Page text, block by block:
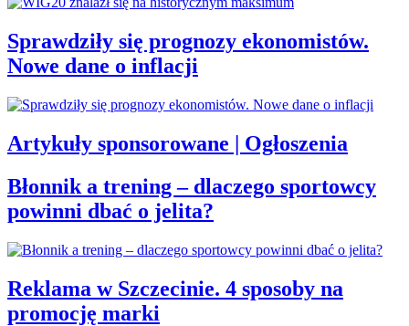
Sprawdziły się prognozy ekonomistów.
Nowe dane o inflacji
Artykuły sponsorowane | Ogłoszenia
Błonnik a trening – dlaczego sportowcy
powinni dbać o jelita?
Reklama w Szczecinie. 4 sposoby na
promocję marki